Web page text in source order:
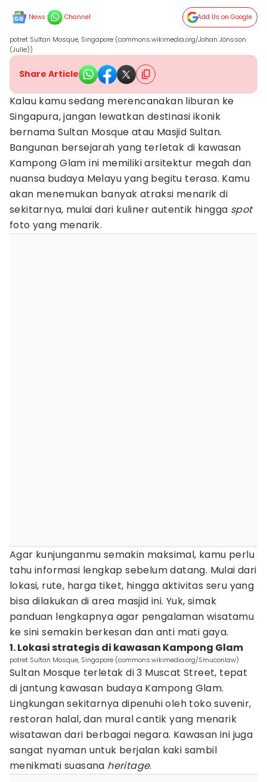
News Channel Add Us on Google
potret Sultan Mosque, Singapore (commons.wikimedia.org/Johan Jönsson
(Julle))
Share Article
Kalau kamu sedang merencanakan liburan ke
Singapura, jangan lewatkan destinasi ikonik
bernama Sultan Mosque atau Masjid Sultan.
Bangunan bersejarah yang terletak di kawasan
Kampong Glam ini memiliki arsitektur megah dan
nuansa budaya Melayu yang begitu terasa. Kamu
akan menemukan banyak atraksi menarik di
sekitarnya, mulai dari kuliner autentik hingga spot
foto yang menarik.
Agar kunjunganmu semakin maksimal, kamu perlu
tahu informasi lengkap sebelum datang. Mulai dari
lokasi, rute, harga tiket, hingga aktivitas seru yang
bisa dilakukan di area masjid ini. Yuk, simak
panduan lengkapnya agar pengalaman wisatamu
ke sini semakin berkesan dan anti mati gaya.
1. Lokasi strategis di kawasan Kampong Glam
potret Sultan Mosque, Singapore (commons.wikimedia.org/Smuconlaw)
Sultan Mosque terletak di 3 Muscat Street, tepat
di jantung kawasan budaya Kampong Glam.
Lingkungan sekitarnya dipenuhi oleh toko suvenir,
restoran halal, dan mural cantik yang menarik
wisatawan dari berbagai negara. Kawasan ini juga
sangat nyaman untuk berjalan kaki sambil
menikmati suasana heritage.